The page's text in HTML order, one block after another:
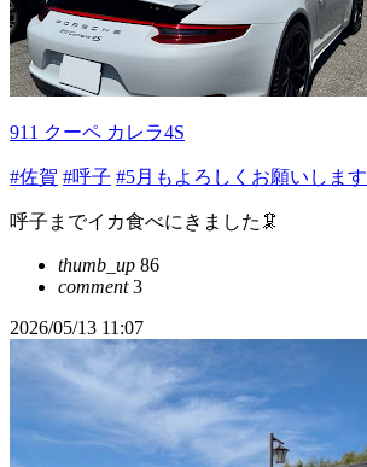
911 クーペ カレラ4S
#佐賀 #呼子 #5月もよろしくお願いします
呼子までイカ食べにきました🦑
thumb_up 86
comment3
2026/05/13 11:07